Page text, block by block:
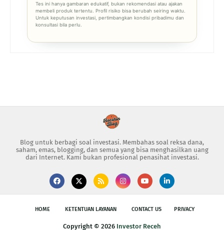
Tes ini hanya gambaran edukatif, bukan rekomendasi atau ajakan
membeli produk tertentu. Profil risiko bisa berubah seiring waktu.
Untuk keputusan investasi, pertimbangkan kondisi pribadimu dan
konsultasi bila perlu.
Blog untuk berbagi soal investasi. Membahas soal reksa dana,
saham, emas, blogging, dan semua yang bisa menghasilkan uang
dari Internet. Kami bukan profesional penasihat investasi.
HOME KETENTUAN LAYANAN CONTACT US PRIVACY
Copyright © 2026 Investor Receh